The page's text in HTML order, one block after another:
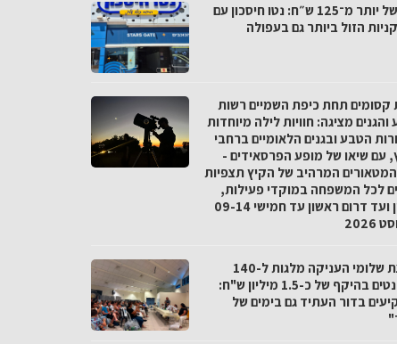
פער של יותר מ־125 ש״ח: נטו חיסכון עם
הזול ביותר גם בעפולה
קסומים תחת כיפת השמיים רשות
מציגה: חוויות לילה מיוחדות
הטבע ובגנים הלאומיים ברחבי
עם שיאו של מופע הפרסאידים -
המרהיב של הקיץ תצפיות
לכל המשפחה במוקדי פעילות,
מצפון ועד דרום ראשון עד חמישי 09-14
מועצת שלומי העניקה מלגות ל-140
סטודנטים בהיקף של כ-1.5 מיליון ש"ח:
בדור העתיד גם בימים של